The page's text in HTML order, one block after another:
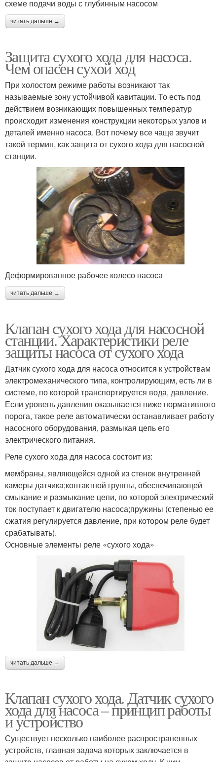
схеме подачи воды с глубинным насосом
читать дальше →
Защита сухого хода для насоса.
Чем опасен сухой ход
При холостом режиме работы возникают так
называемые зону устойчивой кавитации. То есть под
действием возникающих повышенных температур
происходит изменения конструкции некоторых узлов и
деталей именно насоса. Вот почему все чаще звучит
такой термин, как защита от сухого хода для насосной
станции.
Деформированное рабочее колесо насоса
читать дальше →
Клапан сухого хода для насосной
станции. Характеристики реле
защиты насоса от сухого хода
Датчик сухого хода для насоса относится к устройствам
электромеханического типа, контролирующим, есть ли в
системе, по которой транспортируется вода, давление.
Если уровень давления оказывается ниже нормативного
порога, такое реле автоматически останавливает работу
насосного оборудования, размыкая цепь его
электрического питания.
Реле сухого хода для насоса состоит из:
мембраны, являющейся одной из стенок внутренней
камеры датчика;контактной группы, обеспечивающей
смыкание и размыкание цепи, по которой электрический
ток поступает к двигателю насоса;пружины (степенью ее
сжатия регулируется давление, при котором реле будет
срабатывать).
Основные элементы реле «сухого хода»
читать дальше →
Клапан сухого хода. Датчик сухого
хода для насоса – принцип работы
и устройство
Существует несколько наиболее распространенных
устройств, главная задача которых заключается в